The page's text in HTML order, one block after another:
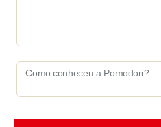
Como conheceu a Pomodori?